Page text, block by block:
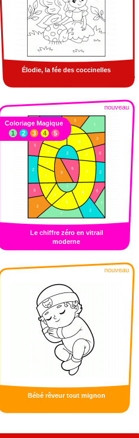
Élodie, la fée des coccinelles
nouveau
Le chiffre zéro en vitrail
moderne
Coloriage Magique
1
2 3 4 5
nouveau
Bébé rêveur tout mignon